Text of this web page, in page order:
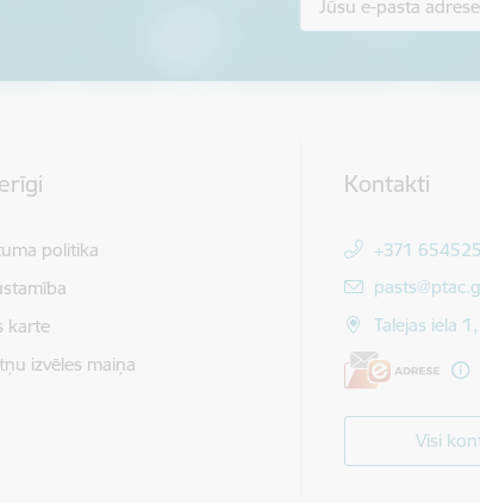
politika
karte
izvēles maiņa
Kontakti
+371
E-pasts:
Talejas iela
Visi